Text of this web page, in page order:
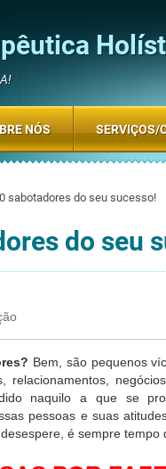
sabotadores do seu sucesso!
do seu
Bem, são pequenos
relacionamentos,
naquilo a que se
pessoas e suas
é sempre tempo
NÓS SERVIÇOS/